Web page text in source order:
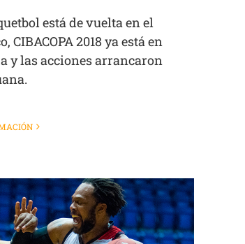
está de vuelta en el
CIBACOPA 2018 ya está en
y las acciones arrancaron